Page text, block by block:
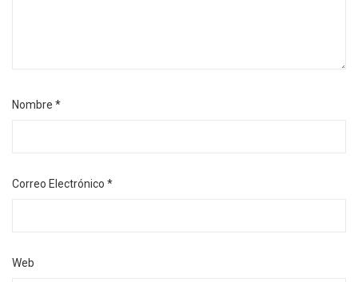
Nombre *
Correo Electrónico *
Web